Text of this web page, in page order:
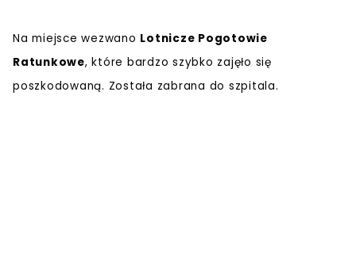
Na miejsce wezwano Lotnicze Pogotowie
Ratunkowe, które bardzo szybko zajęło się
poszkodowaną. Została zabrana do szpitala.